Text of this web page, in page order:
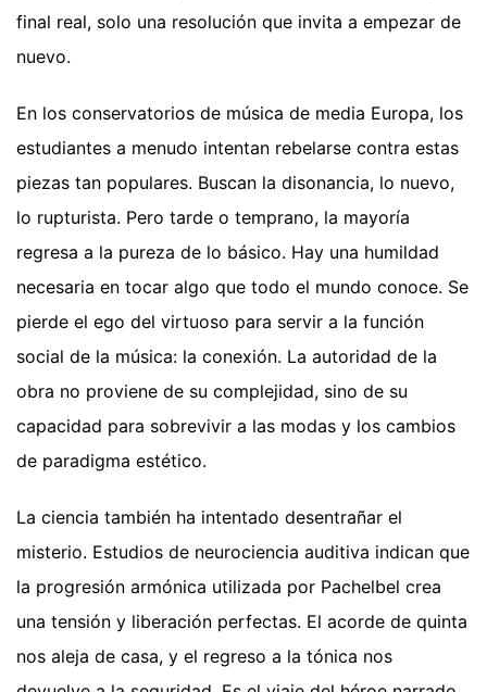
final real, solo una resolución que invita a empezar de
nuevo.
En los conservatorios de música de media Europa, los
estudiantes a menudo intentan rebelarse contra estas
piezas tan populares. Buscan la disonancia, lo nuevo,
lo rupturista. Pero tarde o temprano, la mayoría
regresa a la pureza de lo básico. Hay una humildad
necesaria en tocar algo que todo el mundo conoce. Se
pierde el ego del virtuoso para servir a la función
social de la música: la conexión. La autoridad de la
obra no proviene de su complejidad, sino de su
capacidad para sobrevivir a las modas y los cambios
de paradigma estético.
La ciencia también ha intentado desentrañar el
misterio. Estudios de neurociencia auditiva indican que
la progresión armónica utilizada por Pachelbel crea
una tensión y liberación perfectas. El acorde de quinta
nos aleja de casa, y el regreso a la tónica nos